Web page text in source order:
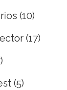
(10)
(17)
(5)